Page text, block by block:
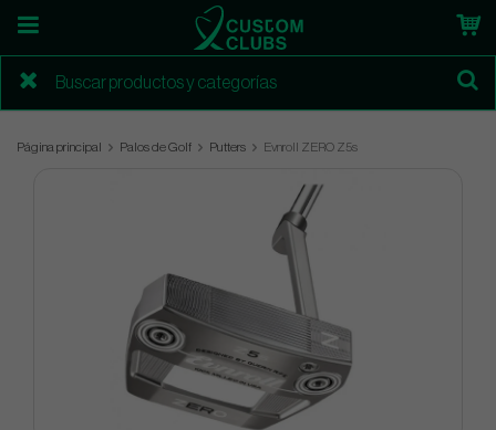
Página principal Palos de Golf Putters Evnroll ZERO Z5s